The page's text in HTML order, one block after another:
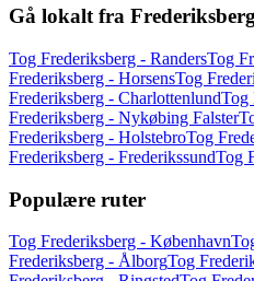
Gå lokalt fra Frederiksberg
Tog Frederiksberg - RandersTog
Frederiksberg - HorsensTog
Frederiksberg - CharlottenlundTog
Frederiksberg - Nykøbing Falster
Frederiksberg - HolstebroTog
Frederiksberg - FrederikssundTog
Populære ruter
Tog Frederiksberg - København
Frederiksberg - ÅlborgTog